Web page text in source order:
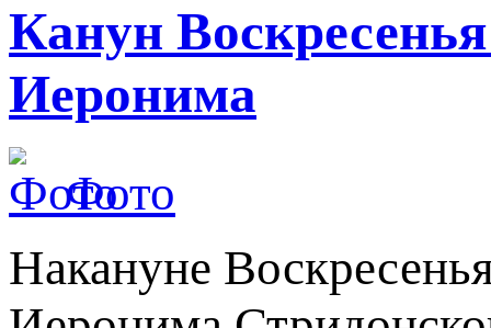
Канун
Иеронима
Фото
Накануне